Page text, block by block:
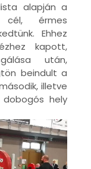
alapján a
érmes
Ehhez
kapott,
után,
beindult a
illetve
dobogós hely